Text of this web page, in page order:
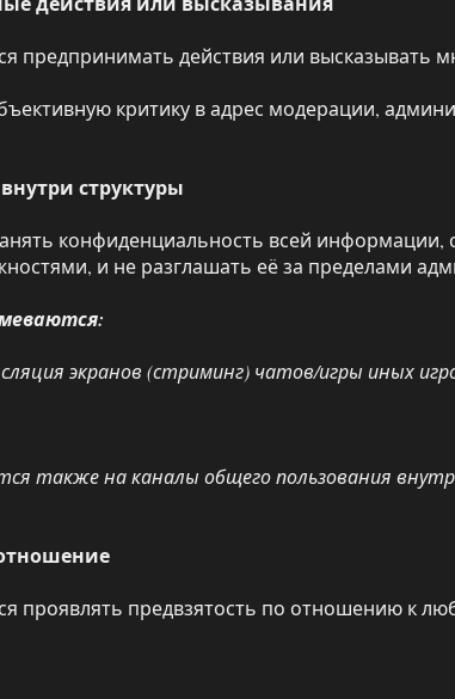
предпринимать действия или высказывать
критику в адрес модерации,
структуры
конфиденциальность всей информации,
и не разглашать её за пределами
экранов (стриминг) чатов/игры иных
также на каналы общего пользования
проявлять предвзятость по отношению к